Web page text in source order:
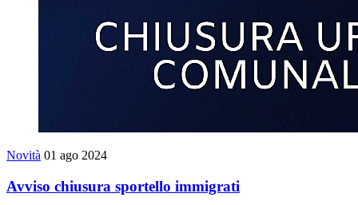
Novità 01 ago 2024
Avviso chiusura sportello immigrati